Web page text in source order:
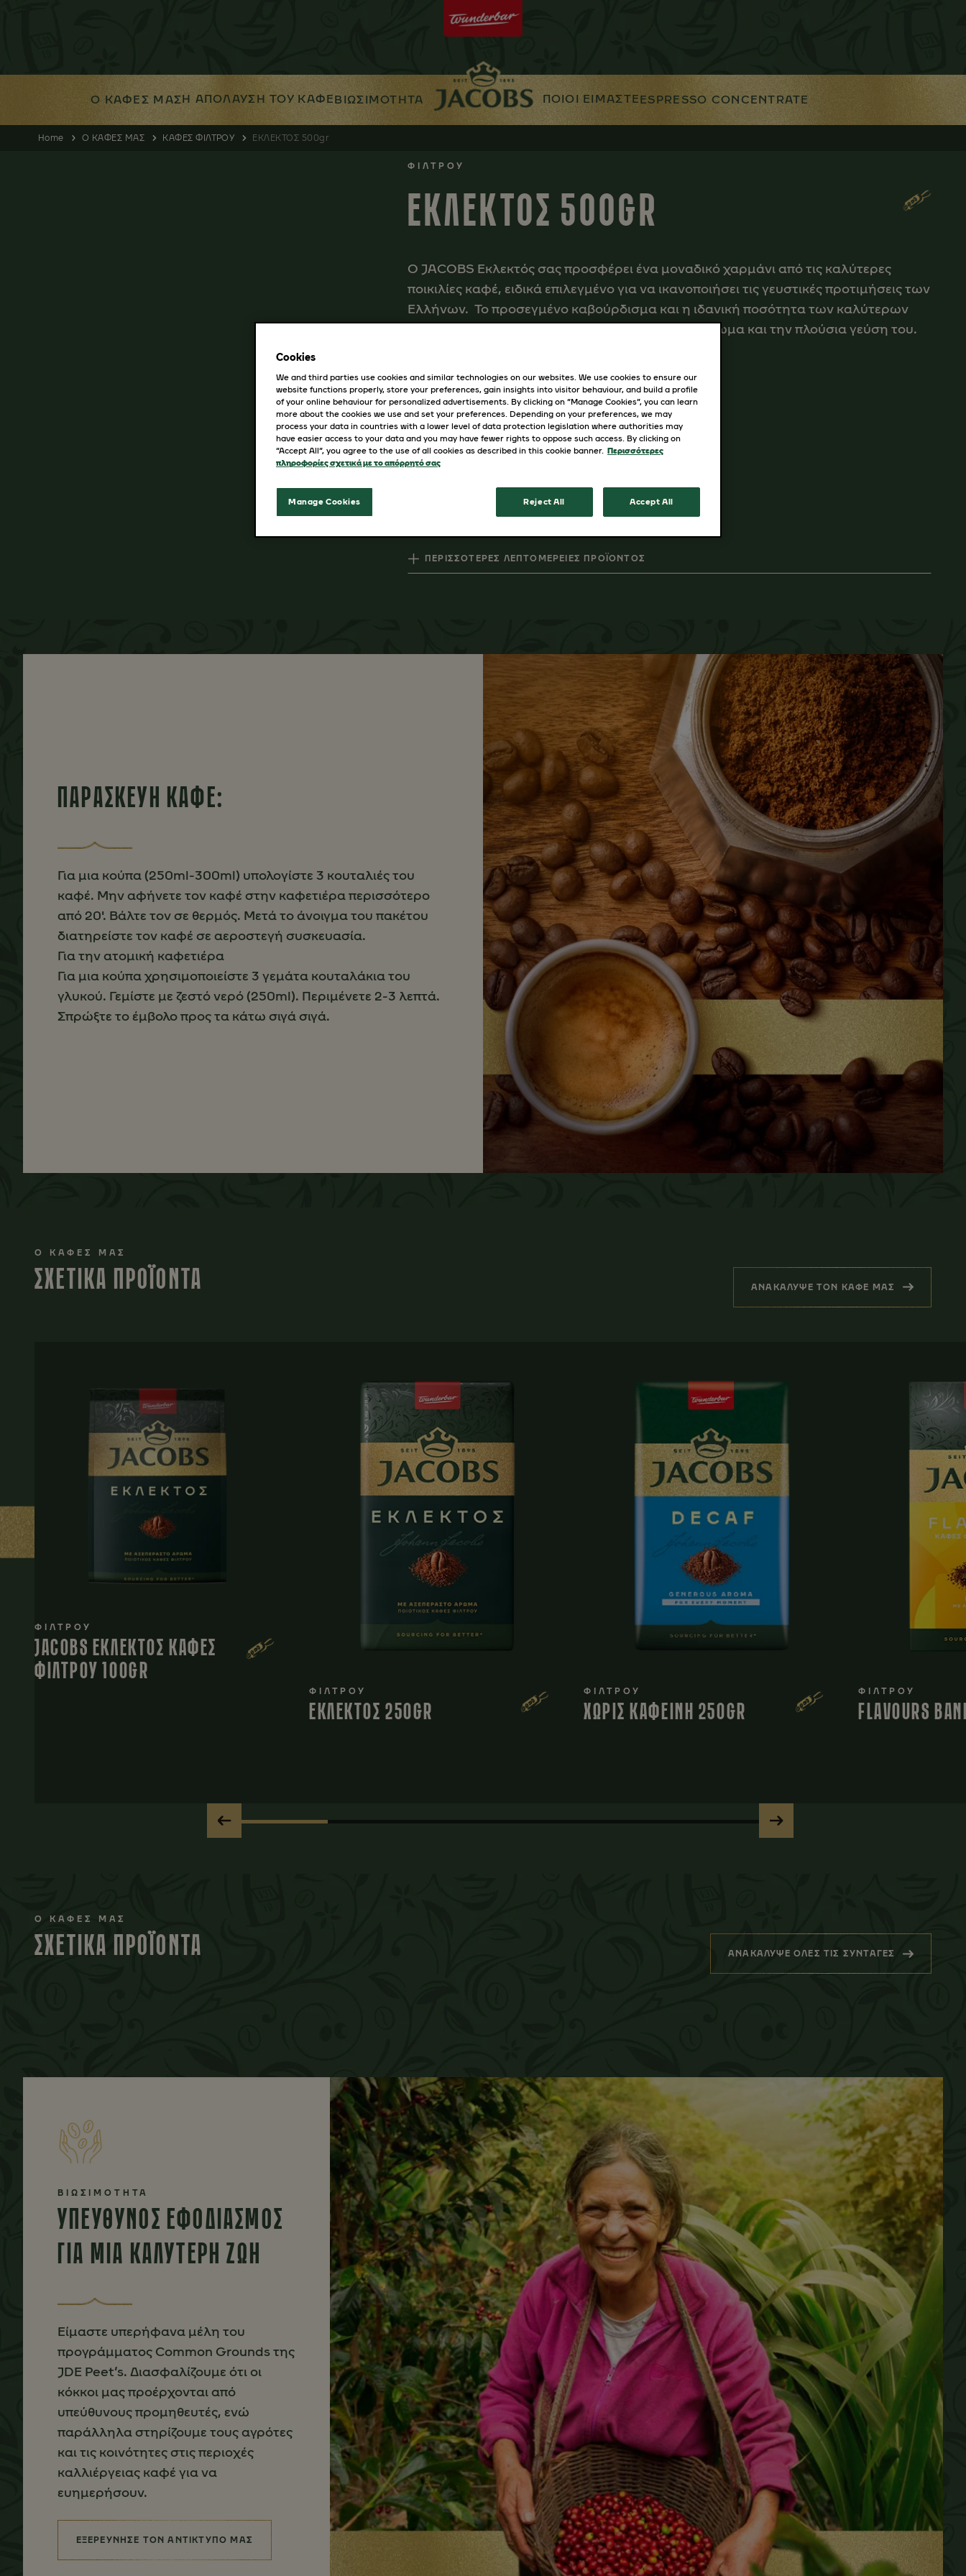
Ο ΚΑΦΕΣ ΜΑΣΗ ΑΠΟΛΑΥΣΗ ΤΟΥ ΚΑΦΕΒΙΩΣΙΜΟΤΗΤΑ ΠΟΙΟΙ ΕΙΜΑΣΤΕESPRESSO CONCENTRATE
Home Ο ΚΑΦΕΣ ΜΑΣ ΚΑΦΕΣ ΦΙΛΤΡΟΥ ΕΚΛΕΚΤΟΣ 500gr
ΦΙΛΤΡΟΥ
ΕΚΛΕΚΤΟΣ 500GR
Ο JACOBS Εκλεκτός σας προσφέρει ένα μοναδικό χαρμάνι από τις καλύτερες
ποικιλίες καφέ, ειδικά επιλεγμένο για να ικανοποιήσει τις γευστικές προτιμήσεις των
Ελλήνων. Το προσεγμένο καβούρδισμα και η ιδανική ποσότητα των καλύτερων
κόκκων Arabica αναδεικνύουν το αξεπέραστο άρωμα και την πλούσια γεύση του.
ΣΥΣΚΕΥΑΣΙΑ
500gr, 250gr
ΠΕΡΙΣΣΌΤΕΡΕΣ ΛΕΠΤΟΜΈΡΕΙΕΣ ΠΡΟΪΌΝΤΟΣ
ΠΑΡΑΣΚΕΥΗ ΚΑΦΕ:
Για μια κούπα (250ml-300ml) υπολογίστε 3 κουταλιές του
καφέ. Μην αφήνετε τον καφέ στην καφετιέρα περισσότερο
από 20'. Βάλτε τον σε θερμός. Μετά το άνοιγμα του πακέτου
διατηρείστε τον καφέ σε αεροστεγή συσκευασία.
Για την ατομική καφετιέρα
Για μια κούπα χρησιμοποιείστε 3 γεμάτα κουταλάκια του
γλυκού. Γεμίστε με ζεστό νερό (250ml). Περιμένετε 2-3 λεπτά.
Σπρώξτε το έμβολο προς τα κάτω σιγά σιγά.
Ο ΚΑΦΕΣ ΜΑΣ
ΣΧΕΤΙΚΑ ΠΡΟΪΟΝΤΑ ΑΝΑΚΑΛΥΨΕ ΤΟΝ ΚΑΦΕ ΜΑΣ
ΦΙΛΤΡΟΥ
JACOBS ΕΚΛΕΚΤΟΣ ΚΑΦΕΣ
ΦΙΛΤΡΟΥ 100GR
ΦΙΛΤΡΟΥ
ΕΚΛΕΚΤΟΣ 250GR
ΦΙΛΤΡΟΥ
ΧΩΡΙΣ ΚΑΦΕΙΝΗ 250GR
ΦΙΛΤΡΟΥ
FLAVOURS
Ο ΚΑΦΕΣ ΜΑΣ
ΣΧΕΤΙΚΑ ΠΡΟΪΟΝΤΑ ΑΝΑΚΑΛΥΨΕ ΟΛΕΣ ΤΙΣ ΣΥΝΤΑΓΕΣ
ΒΙΩΣΙΜΟΤΗΤΑ
ΥΠΕΥΘΥΝΟΣ ΕΦΟΔΙΑΣΜΟΣ
ΓΙΑ ΜΙΑ ΚΑΛΥΤΕΡΗ ΖΩΗ
Είμαστε υπερήφανα μέλη του
προγράμματος Common Grounds της
JDE Peet’s. Διασφαλίζουμε ότι οι
κόκκοι μας προέρχονται από
υπεύθυνους προμηθευτές, ενώ
παράλληλα στηρίζουμε τους αγρότες
και τις κοινότητες στις περιοχές
καλλιέργειας καφέ για να
ευημερήσουν.
ΕΞΕΡΕΥΝΗΣΕ ΤΟΝ ΑΝΤΙΚΤΥΠΟ ΜΑΣ
(ΥΠΕΥΘΥΝΟΣ ΕΦΟΔΙΑΣΜΟΣ ΓΙΑ ΜΙΑ ΚΑΛΥΤΕΡΗ ΖΩΗ)
Cookies
We and third parties use cookies and similar technologies on our websites. We use cookies to ensure our
website functions properly, store your preferences, gain insights into visitor behaviour, and build a profile
of your online behaviour for personalized advertisements. By clicking on “Manage Cookies”, you can learn
more about the cookies we use and set your preferences. Depending on your preferences, we may
process your data in countries with a lower level of data protection legislation where authorities may
have easier access to your data and you may have fewer rights to oppose such access. By clicking on
“Accept All”, you agree to the use of all cookies as described in this cookie banner. Περισσότερες
πληροφορίες σχετικά με το απόρρητό σας
Manage Cookies Reject All Accept All